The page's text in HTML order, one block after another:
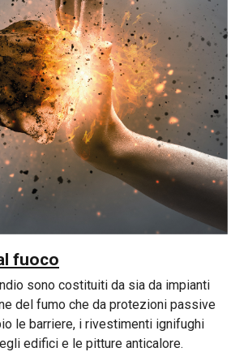
fuoco
sono costituiti da sia da impianti
del fumo che da protezioni passive
le barriere, i rivestimenti ignifughi
edifici e le pitture anticalore.